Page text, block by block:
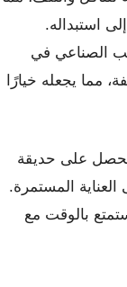
استبداله.
الصناعي في
مما يجعله خيارًا
على حديقة
المستمرة.
بالوقت مع